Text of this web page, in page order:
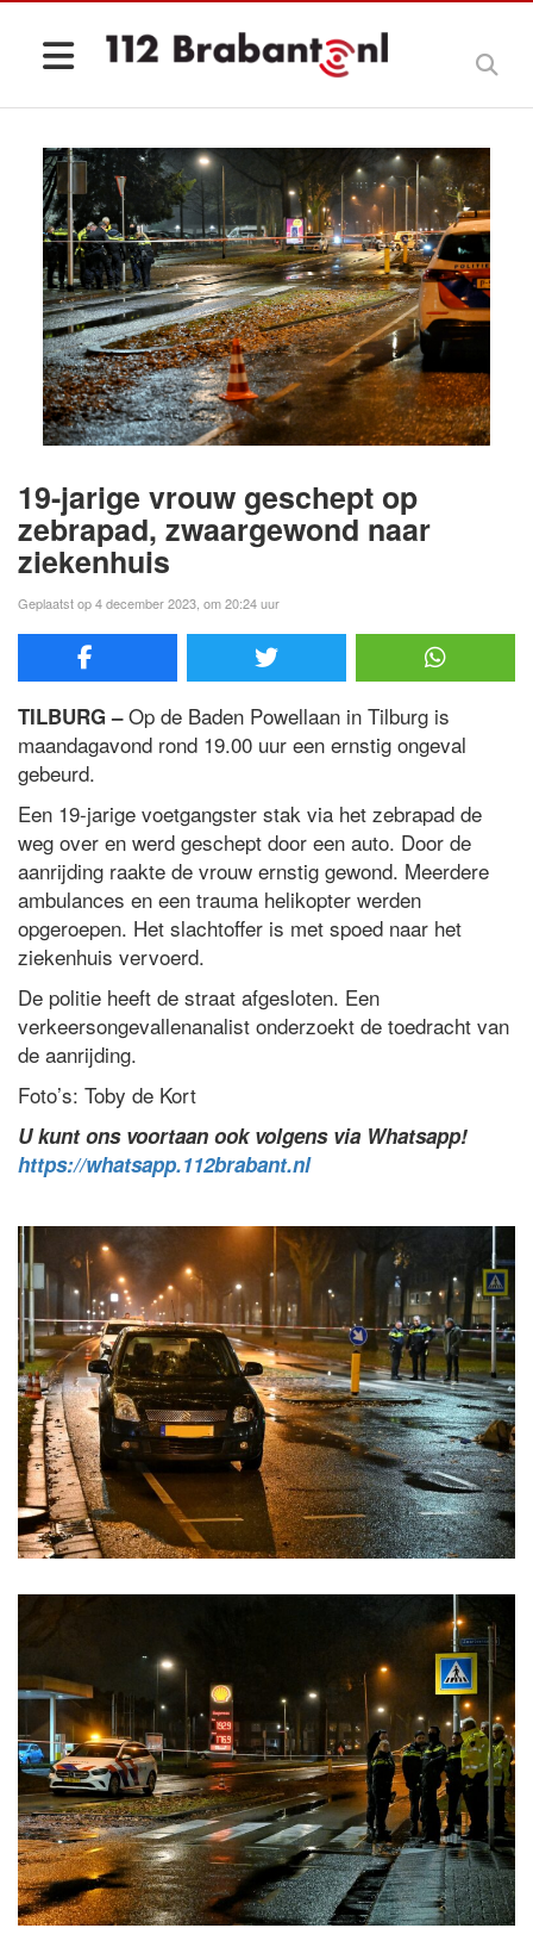
19-jarige vrouw geschept op
zebrapad, zwaargewond naar
ziekenhuis
Geplaatst op 4 december 2023, om 20:24 uur
TILBURG –Op de Baden Powellaan in Tilburg is
maandagavond rond 19.00 uur een ernstig ongeval
gebeurd.
Een 19-jarige voetgangster stak via het zebrapad de
weg over en werd geschept door een auto. Door de
aanrijding raakte de vrouw ernstig gewond. Meerdere
ambulances en een trauma helikopter werden
opgeroepen. Het slachtoffer is met spoed naar het
ziekenhuis vervoerd.
De politie heeft de straat afgesloten. Een
verkeersongevallenanalist onderzoekt de toedracht van
de aanrijding.
Foto’s: Toby de Kort
U kunt ons voortaan ook volgens via Whatsapp!
https://whatsapp.112brabant.nl